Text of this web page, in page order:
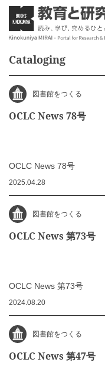
Cataloging
図書館をつくる
OCLC News 78号
OCLC News 78号
2025.04.28
図書館をつくる
OCLC News 第73号
OCLC News 第73号
2024.08.20
図書館をつくる
OCLC News 第47号